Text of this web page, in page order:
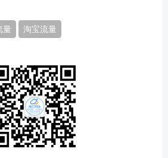
量 淘宝流量